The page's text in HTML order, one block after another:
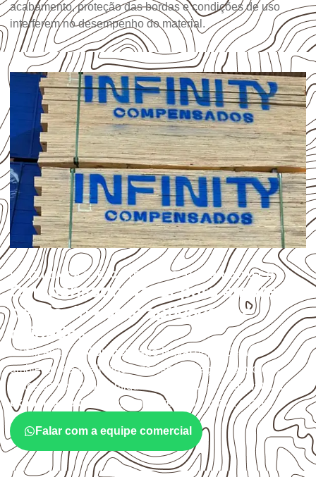
acabamento, proteção das bordas e condições de uso
interferem no desempenho do material.
UTILIZAÇÃO E CUIDADOS DO PRODUTO
Compensado Naval para empresas
de Rio do Fogo: aplicações e
cuidados
A utilização do Compensado Navaldepende do
ambiente, da finalidade e da especificação do projeto.
Antes da cotação, verifique a
espessura, o formato, a
exposição e o acabamento
previstos para a chapa.
Falar com a equipe comercial